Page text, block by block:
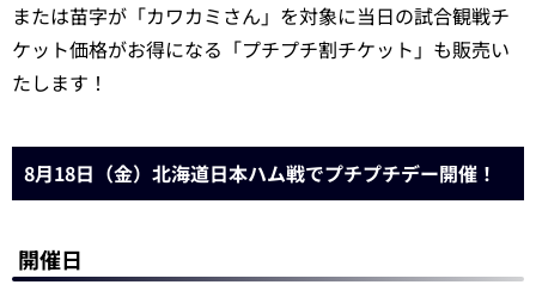
または苗字が「カワカミさん」を対象に当日の試合観戦チ
ケット価格がお得になる「プチプチ割チケット」も販売い
たします！
8月18日（金）北海道日本ハム戦でプチプチデー開催！
開催日